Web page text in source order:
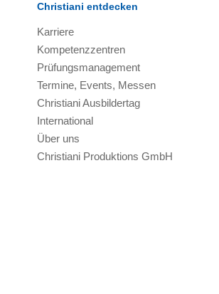
Christiani entdecken
Karriere
Kompetenzzentren
Prüfungsmanagement
Termine, Events, Messen
Christiani Ausbildertag
International
Über uns
Christiani Produktions GmbH